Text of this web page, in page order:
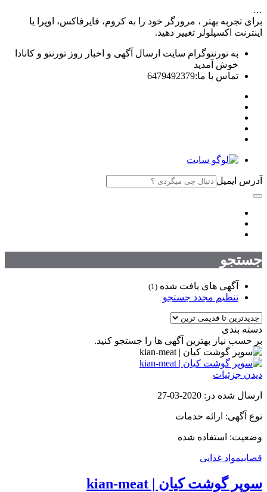
…
برای تجربه بهتر ، مرورگر خود را به کروم، فایرفاکس، اوپرا یا
اینترنت اکسپلولر تغییر دهید.
به تورنتوگرام سایت ارسال آگهی و اخبار روز تورنتو و کانادا
خوش آمدید
تماس با ما:6479492379
آدرس ایمیل
جستجو
آگهی های یافت شده (1)
تنظیم مجدد جستجو
دسته بندی
بر حسب نیاز بهترین آگهی ها را جستجو کنید.
دیدن جزئیات
ارسال شده در: 2020-03-27
نوع آگهی: ارائه خدمات
وضعیت: استفاده شده
قصابیمواد غذایی
سوپر گوشت کیان | kian-meat